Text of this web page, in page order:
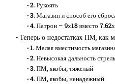
2. Рукоять
3. Магазин и способ его
4. Патрон – 9х18 вместо
Теперь о недостатках ПМ, как
1. Малая вместимость
2. Невысокая дальность
3. ПМ, якобы, тяжелый
4. ПМ, якобы, ненадежный